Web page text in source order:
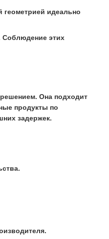
геометрией идеально
Соблюдение этих
решением. Она подходит
продукты по
задержек.